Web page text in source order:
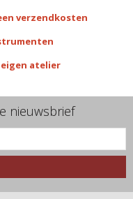
verzendkosten
atelier
nieuwsbrief